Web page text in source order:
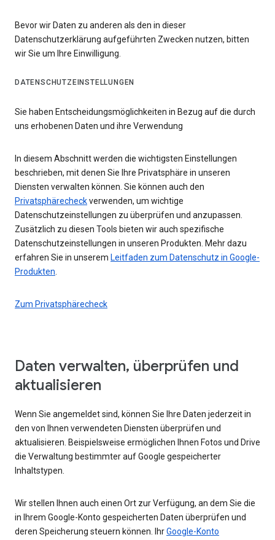
Bevor wir Daten zu anderen als den in dieser
Datenschutzerklärung aufgeführten Zwecken nutzen, bitten
wir Sie um Ihre Einwilligung.
DATENSCHUTZEINSTELLUNGEN
Sie haben Entscheidungsmöglichkeiten in Bezug auf die durch
uns erhobenen Daten und ihre Verwendung
In diesem Abschnitt werden die wichtigsten Einstellungen
beschrieben, mit denen Sie Ihre Privatsphäre in unseren
Diensten verwalten können. Sie können auch den
Privatsphärecheckverwenden, um wichtige
Datenschutzeinstellungen zu überprüfen und anzupassen.
Zusätzlich zu diesen Tools bieten wir auch spezifische
Datenschutzeinstellungen in unseren Produkten. Mehr dazu
erfahren Sie in unserem Leitfaden zum Datenschutz in Google-
Produkten
Zum Privatsphärecheck
Daten verwalten, überprüfen und
aktualisieren
Wenn Sie angemeldet sind, können Sie Ihre Daten jederzeit in
den von Ihnen verwendeten Diensten überprüfen und
aktualisieren. Beispielsweise ermöglichen Ihnen Fotos und Drive
die Verwaltung bestimmter auf Google gespeicherter
Inhaltstypen.
Wir stellen Ihnen auch einen Ort zur Verfügung, an dem Sie die
in Ihrem Google-Konto gespeicherten Daten überprüfen und
deren Speicherung steuern können. IhrGoogle-Konto